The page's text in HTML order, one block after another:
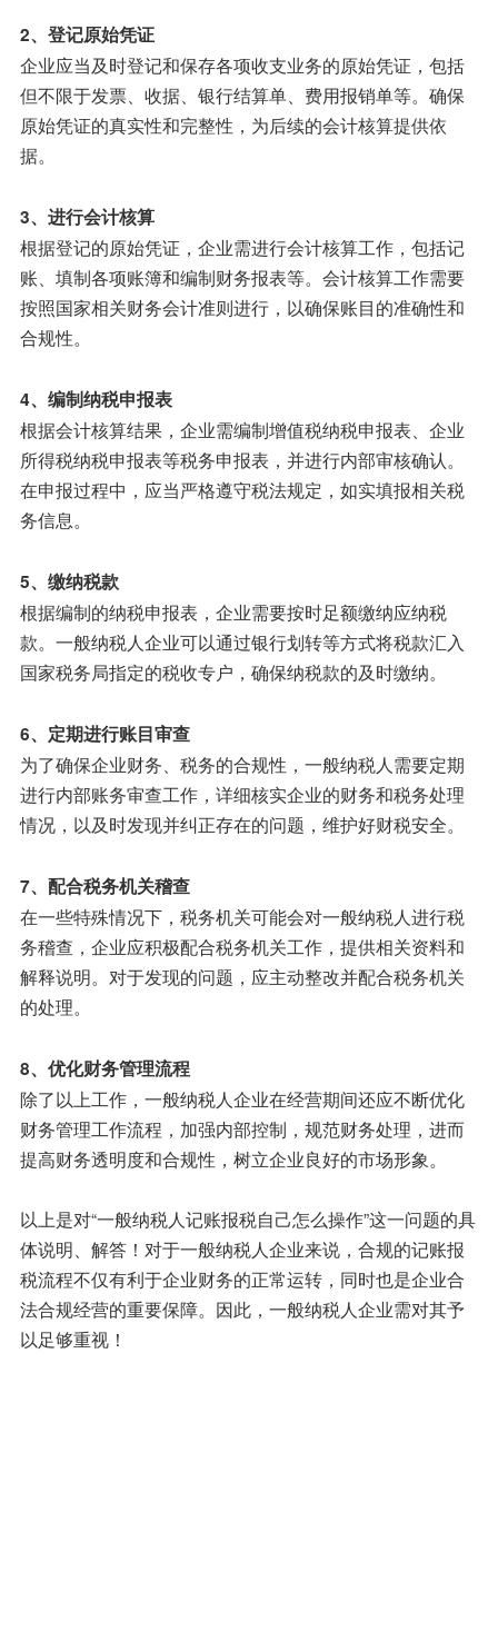
2、登记原始凭证
企业应当及时登记和保存各项收支业务的原始凭证，包括
但不限于发票、收据、银行结算单、费用报销单等。确保
原始凭证的真实性和完整性，为后续的会计核算提供依
据。
3、进行会计核算
根据登记的原始凭证，企业需进行会计核算工作，包括记
账、填制各项账簿和编制财务报表等。会计核算工作需要
按照国家相关财务会计准则进行，以确保账目的准确性和
合规性。
4、编制纳税申报表
根据会计核算结果，企业需编制增值税纳税申报表、企业
所得税纳税申报表等税务申报表，并进行内部审核确认。
在申报过程中，应当严格遵守税法规定，如实填报相关税
务信息。
5、缴纳税款
根据编制的纳税申报表，企业需要按时足额缴纳应纳税
款。一般纳税人企业可以通过银行划转等方式将税款汇入
国家税务局指定的税收专户，确保纳税款的及时缴纳。
6、定期进行账目审查
为了确保企业财务、税务的合规性，一般纳税人需要定期
进行内部账务审查工作，详细核实企业的财务和税务处理
情况，以及时发现并纠正存在的问题，维护好财税安全。
7、配合税务机关稽查
在一些特殊情况下，税务机关可能会对一般纳税人进行税
务稽查，企业应积极配合税务机关工作，提供相关资料和
解释说明。对于发现的问题，应主动整改并配合税务机关
的处理。
8、优化财务管理流程
除了以上工作，一般纳税人企业在经营期间还应不断优化
财务管理工作流程，加强内部控制，规范财务处理，进而
提高财务透明度和合规性，树立企业良好的市场形象。
以上是对“一般纳税人记账报税自己怎么操作”这一问题的具
体说明、解答！对于一般纳税人企业来说，合规的记账报
税流程不仅有利于企业财务的正常运转，同时也是企业合
法合规经营的重要保障。因此，一般纳税人企业需对其予
以足够重视！